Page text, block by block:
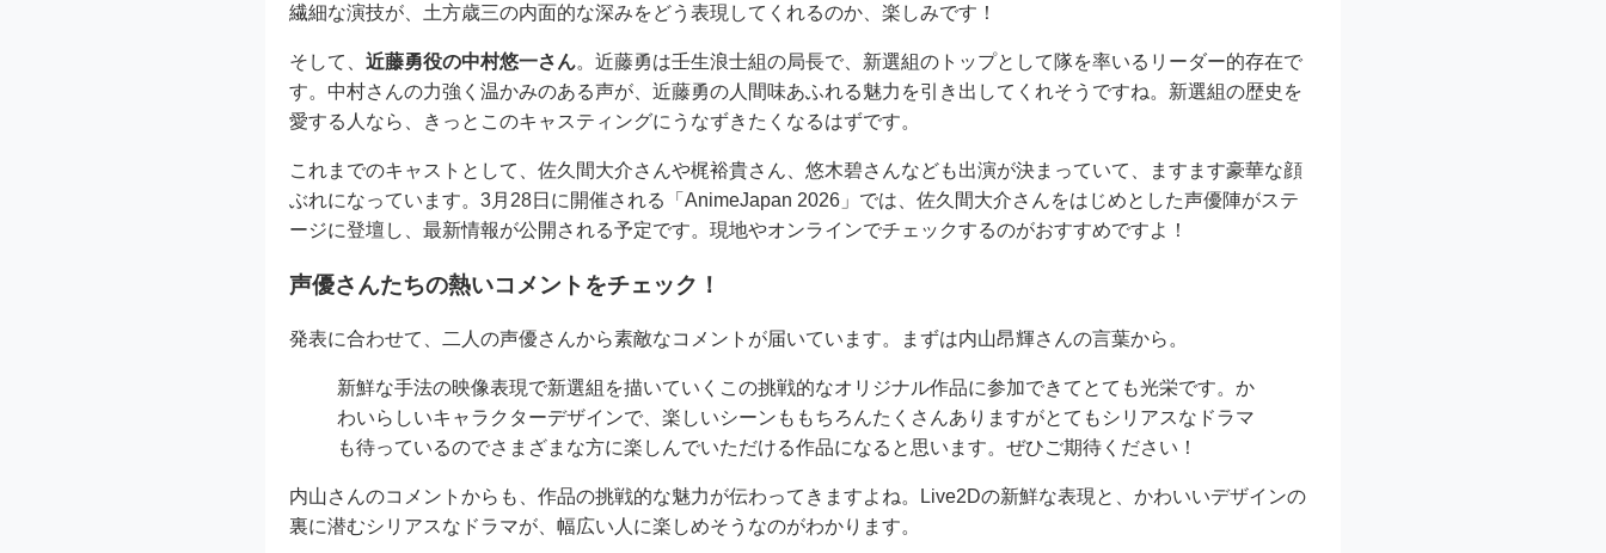
繊細な演技が、土方歳三の内面的な深みをどう表現してくれるのか、楽しみです！
そして、 近藤勇役の中村悠一さん。近藤勇は壬生浪士組の局長で、新選組のトップとして隊を率いるリーダー的存在で
す。中村さんの力強く温かみのある声が、近藤勇の人間味あふれる魅力を引き出してくれそうですね。新選組の歴史を
愛する人なら、きっとこのキャスティングにうなずきたくなるはずです。
これまでのキャストとして、佐久間大介さんや梶裕貴さん、悠木碧さんなども出演が決まっていて、ますます豪華な顔
ぶれになっています。3月28日に開催される「AnimeJapan 2026」では、佐久間大介さんをはじめとした声優陣がステ
ージに登壇し、最新情報が公開される予定です。現地やオンラインでチェックするのがおすすめですよ！
声優さんたちの熱いコメントをチェック！
発表に合わせて、二人の声優さんから素敵なコメントが届いています。まずは内山昂輝さんの言葉から。
新鮮な手法の映像表現で新選組を描いていくこの挑戦的なオリジナル作品に参加できてとても光栄です。か
わいらしいキャラクターデザインで、楽しいシーンももちろんたくさんありますがとてもシリアスなドラマ
も待っているのでさまざまな方に楽しんでいただける作品になると思います。ぜひご期待ください！
内山さんのコメントからも、作品の挑戦的な魅力が伝わってきますよね。Live2Dの新鮮な表現と、かわいいデザインの
裏に潜むシリアスなドラマが、幅広い人に楽しめそうなのがわかります。